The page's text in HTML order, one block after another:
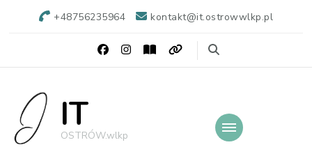
+48756235964 kontakt@it.ostrowwlkp.pl
IT
OSTRÓW.wlkp